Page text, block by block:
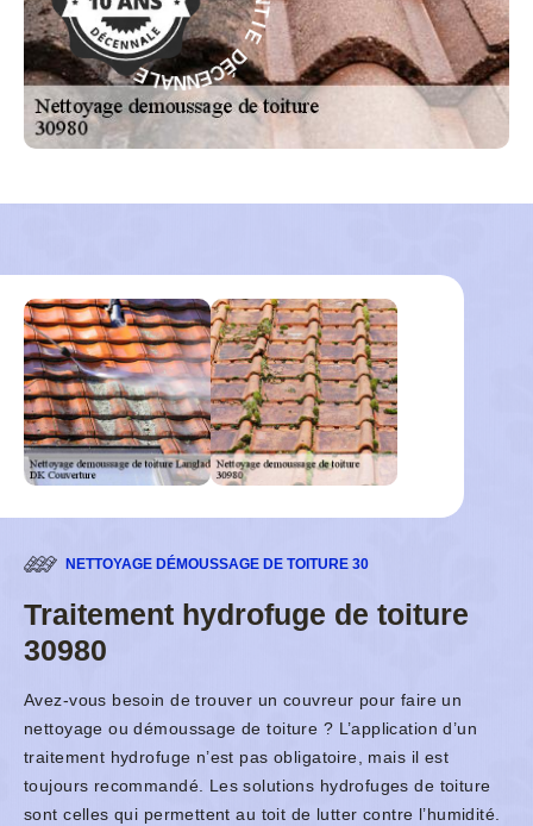
G
A
R
A
N
T
I
E D
É
C
E
N
N
A
L
E
-
NETTOYAGE DÉMOUSSAGE DE TOITURE 30
Traitement hydrofuge de toiture
30980
Avez-vous besoin de trouver un couvreur pour faire un
nettoyage ou démoussage de toiture ? L’application d’un
traitement hydrofuge n’est pas obligatoire, mais il est
toujours recommandé. Les solutions hydrofuges de toiture
sont celles qui permettent au toit de lutter contre l’humidité.